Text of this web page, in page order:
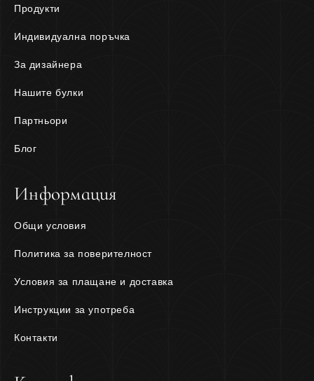
Продукти
Индивидуална поръчка
За дизайнера
Нашите булки
Партньори
Блог
Информация
Общи условия
Политика за поверителност
Условия за плащане и доставка
Инструкции за употреба
Контакти